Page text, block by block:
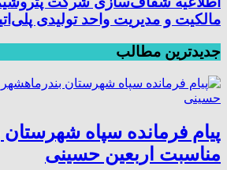
مالکیت و مدیریت واحد تولیدی
جدیدترین مطالب
پیام فرمانده سپاه
مناسبت اربعین حسینی